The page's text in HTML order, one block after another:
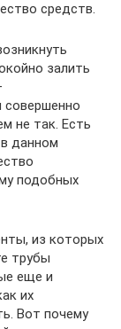
средств.
залить
совершенно
не так. Есть
данном
подобных
из которых
трубы
еще и
их
Вот почему